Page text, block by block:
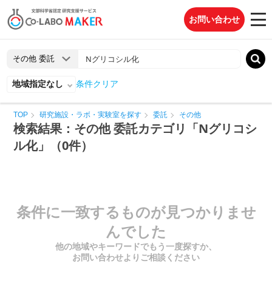
お問い合わせ
地域指定なし 条件クリア
TOP 研究施設・ラボ・実験室を探す 委託 その他
検索結果：その他 委託カテゴリ「Nグリコシ
ル化」（0件）
条件に一致するものが見つかりませ
んでした
他の地域やキーワードでもう一度探すか、
お問い合わせよりご相談ください